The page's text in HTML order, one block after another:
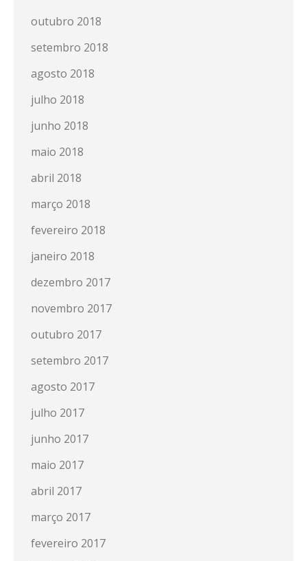
outubro 2018
setembro 2018
agosto 2018
julho 2018
junho 2018
maio 2018
abril 2018
março 2018
fevereiro 2018
janeiro 2018
dezembro 2017
novembro 2017
outubro 2017
setembro 2017
agosto 2017
julho 2017
junho 2017
maio 2017
abril 2017
março 2017
fevereiro 2017